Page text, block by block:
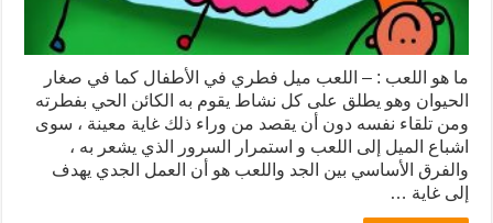
ما هو اللعب : – اللعب ميل فطري في الأطفال كما في صغار
الحيوان وهو يطلق على كل نشاط يقوم به الكائن الحي بفطرته
ومن تلقاء نفسه دون أن يقصد من وراء ذلك غاية معينة ، سوی
اشباع الميل إلى اللعب و استمرار السرور الذي يشعر به ،
والفرق الأساسي بين الجد واللعب هو أن العمل الجدي يهدف
إلى غاية …